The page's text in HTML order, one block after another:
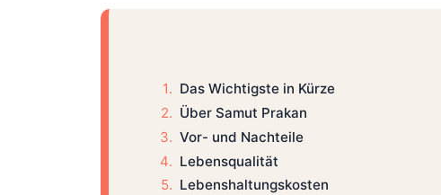
Das Wichtigste in Kürze
Über Samut Prakan
Vor- und Nachteile
Lebensqualität
Lebenshaltungskosten